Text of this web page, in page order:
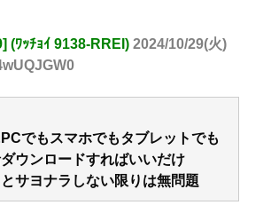
(ﾜｯﾁｮｲ 9138-RREI) 2024/10/29(火)
でもスマホでもタブレットでも
ウンロードすればいいだけ
サヨナラしない限りは無問題